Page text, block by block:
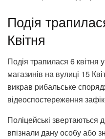
Подія
Квітня
Подія трапилася 6 квітня
магазинів на вулиці 15
викрав рибальське
відеоспостереження
Поліцейські
впізнали дану особу або